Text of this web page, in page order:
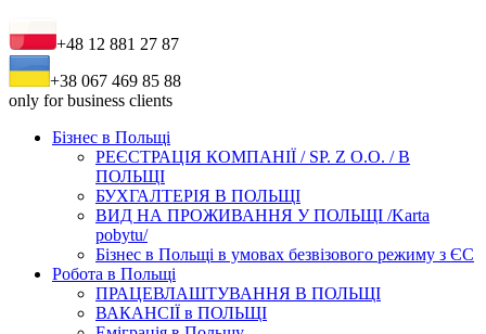
+48 12 881 27 87
+38 067 469 85 88
only for business clients
Бізнес в Польщі
РЕЄСТРАЦІЯ КОМПАНІЇ / SP. Z O.O. / В
ПОЛЬЩІ
БУХГАЛТЕРІЯ В ПОЛЬЩІ
ВИД НА ПРОЖИВАННЯ У ПОЛЬЩІ /Karta
pobytu/
Бізнес в Польщі в умовах безвізового режиму з ЄС
Робота в Польщі
ПРАЦЕВЛАШТУВАННЯ В ПОЛЬЩІ
ВАКАНСІЇ в ПОЛЬЩІ